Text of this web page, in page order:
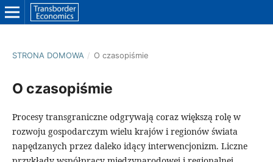
STRONA DOMOWA / O czasopiśmie
O czasopiśmie
Procesy transgraniczne odgrywają coraz większą rolę w
rozwoju gospodarczym wielu krajów i regionów świata
napędzanych przez daleko idący interwencjonizm. Liczne